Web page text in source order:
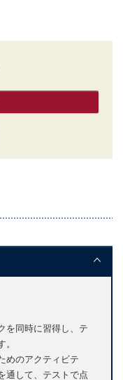
を同時に習得し、テ
めのアクティビテ
通して、テストで点